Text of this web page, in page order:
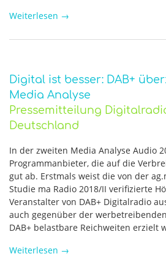
Weiterlesen →
Digital ist besser: DAB+
Media Analyse
Pressemitteilung
Deutschland
In der zweiten Media Analyse Audio
Programmanbieter, die auf die
gut ab. Erstmals weist die von der
Studie ma Radio 2018/II verifizierte
Veranstalter von DAB+ Digitalradio
auch gegenüber der
DAB+ belastbare Reichweiten erzielt
Weiterlesen →